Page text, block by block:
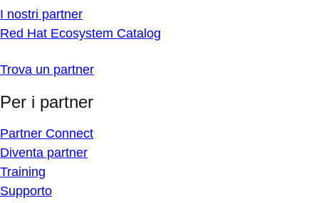
I nostri partner
Red Hat Ecosystem Catalog
Trova un partner
Per i partner
Partner Connect
Diventa partner
Training
Supporto